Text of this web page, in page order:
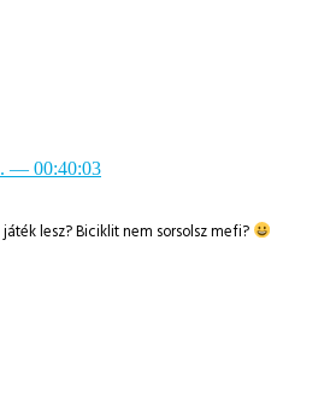
— 00:40:03
lesz? Biciklit nem sorsolsz mefi?